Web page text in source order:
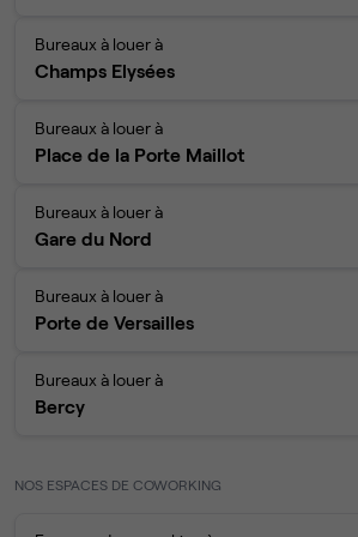
Bureaux à louer à
Champs Elysées
Bureaux à louer à
Place de la Porte Maillot
Bureaux à louer à
Gare du Nord
Bureaux à louer à
Porte de Versailles
Bureaux à louer à
Bercy
NOS ESPACES DE COWORKING